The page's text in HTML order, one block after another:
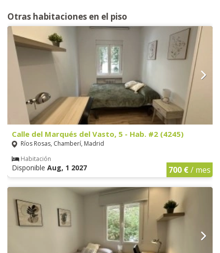
Otras habitaciones en el piso
Calle del Marqués del Vasto, 5 - Hab. #2 (4245)
Ríos Rosas, Chamberí, Madrid
Habitación
Disponible Aug, 1 2027 700 €/ mes